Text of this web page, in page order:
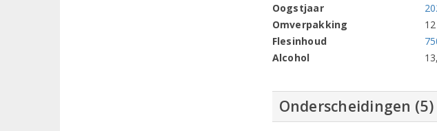
Oogstjaar
Omverpakking
Flesinhoud
Alcohol
Onderscheidingen (5)